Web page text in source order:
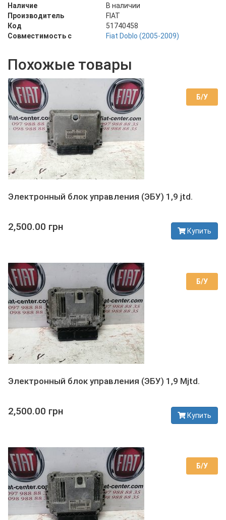
Наличие
В наличии
Производитель
FIAT
Код
51740458
Совместимость с
Fiat Doblo (2005-2009)
Похожые товары
Б/У
Электронный блок управления (ЭБУ) 1,9 jtd.
2,500.00 грн Купить
Б/У
Электронный блок управления (ЭБУ) 1,9 Mjtd.
2,500.00 грн Купить
Б/У